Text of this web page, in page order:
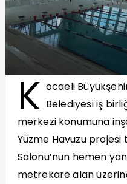
K ocaeli
Belediyesi iş
merkezi konumuna
Yüzme Havuzu projesi
Salonu’nun hemen
metrekare alan